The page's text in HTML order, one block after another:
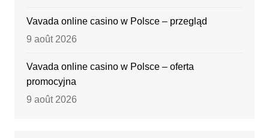
Vavada online casino w Polsce – przegląd
9 août 2026
Vavada online casino w Polsce – oferta
promocyjna
9 août 2026